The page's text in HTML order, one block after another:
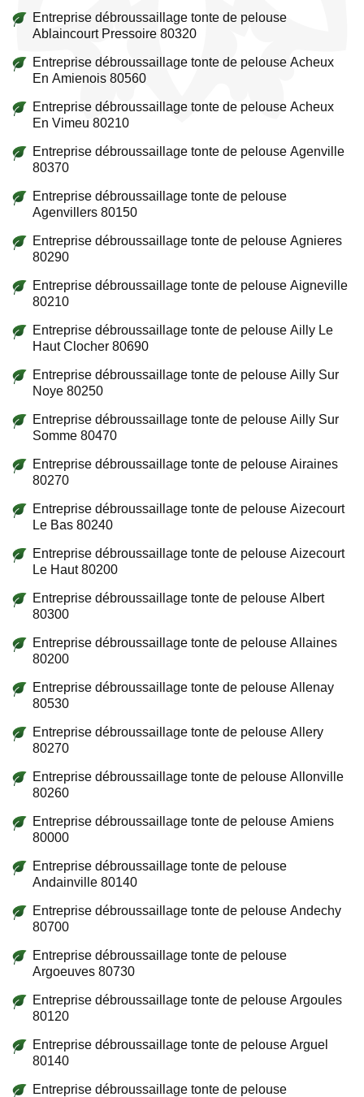
Entreprise débroussaillage tonte de pelouse
Ablaincourt Pressoire 80320
Entreprise débroussaillage tonte de pelouse Acheux
En Amienois 80560
Entreprise débroussaillage tonte de pelouse Acheux
En Vimeu 80210
Entreprise débroussaillage tonte de pelouse Agenville
80370
Entreprise débroussaillage tonte de pelouse
Agenvillers 80150
Entreprise débroussaillage tonte de pelouse Agnieres
80290
Entreprise débroussaillage tonte de pelouse Aigneville
80210
Entreprise débroussaillage tonte de pelouse Ailly Le
Haut Clocher 80690
Entreprise débroussaillage tonte de pelouse Ailly Sur
Noye 80250
Entreprise débroussaillage tonte de pelouse Ailly Sur
Somme 80470
Entreprise débroussaillage tonte de pelouse Airaines
80270
Entreprise débroussaillage tonte de pelouse Aizecourt
Le Bas 80240
Entreprise débroussaillage tonte de pelouse Aizecourt
Le Haut 80200
Entreprise débroussaillage tonte de pelouse Albert
80300
Entreprise débroussaillage tonte de pelouse Allaines
80200
Entreprise débroussaillage tonte de pelouse Allenay
80530
Entreprise débroussaillage tonte de pelouse Allery
80270
Entreprise débroussaillage tonte de pelouse Allonville
80260
Entreprise débroussaillage tonte de pelouse Amiens
80000
Entreprise débroussaillage tonte de pelouse
Andainville 80140
Entreprise débroussaillage tonte de pelouse Andechy
80700
Entreprise débroussaillage tonte de pelouse
Argoeuves 80730
Entreprise débroussaillage tonte de pelouse Argoules
80120
Entreprise débroussaillage tonte de pelouse Arguel
80140
Entreprise débroussaillage tonte de pelouse